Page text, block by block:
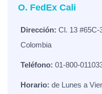
O. FedEx Cali
Dirección: Cl. 13 #65C-
Colombia
Teléfono: 01-800-
Horario: de Lunes a